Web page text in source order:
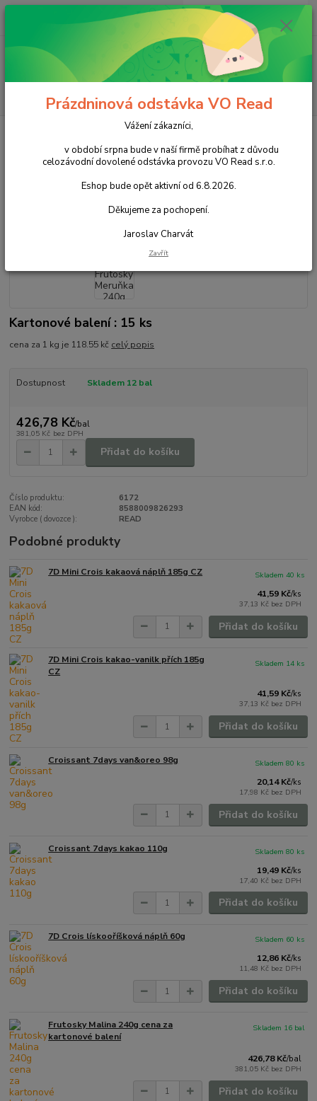
Po - Pá 8 - 14h
ks
za 0,00 Kč
Frutosky Meruňka 240g cena za kartonové balení
Frutosky Meruňka 240g cena za
kartonové balení
Kartonové balení : 15 ks
cena za 1 kg je 118.55 kč celý popis
Dostupnost Skladem 12 bal
426,78 Kč/bal
381,05 Kč bez DPH
Přidat do košíku
Číslo produktu:
6172
EAN kód:
8588009826293
Vyrobce ( dovozce ):
READ
Podobné produkty
7D Mini Crois kakaová náplň 185g CZ
41,59 Kč/ks
37,13 Kč bez DPH
Skladem 40 ks
Přidat do košíku
7D Mini Crois kakao-vanilk přích 185g
CZ
41,59 Kč/ks
37,13 Kč bez DPH
Skladem 14 ks
Přidat do košíku
Croissant 7days van&oreo 98g
20,14 Kč/ks
17,98 Kč bez DPH
Skladem 80 ks
Přidat do košíku
Croissant 7days kakao 110g
19,49 Kč/ks
17,40 Kč bez DPH
Skladem 80 ks
Přidat do košíku
7D Crois lískooříšková náplň 60g
12,86 Kč/ks
11,48 Kč bez DPH
Skladem 60 ks
Přidat do košíku
Frutosky Malina 240g cena za
kartonové balení
426,78 Kč/bal
381,05 Kč bez DPH
Skladem 16 bal
Přidat do košíku
Prázdninová odstávka VO Read
Vážení zákazníci,
v období srpna bude v naší firmě probíhat z důvodu
celozávodní dovolené odstávka provozu VO Read s.r.o.
Eshop bude opět aktivní od 6.8.2026.
Děkujeme za pochopení.
Jaroslav Charvát
Zavřít